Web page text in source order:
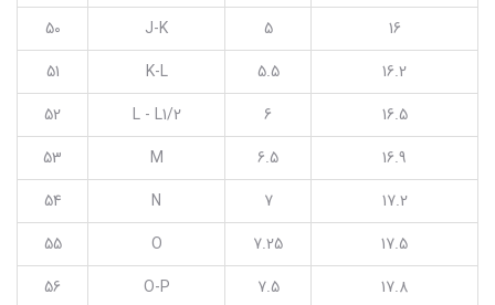
16
5
J-K
50
16.2
5.5
K-L
51
16.5
6
L - L1/2
52
16.9
6.5
M
53
17.2
7
N
54
17.5
7.25
O
55
17.8
7.5
O-P
56